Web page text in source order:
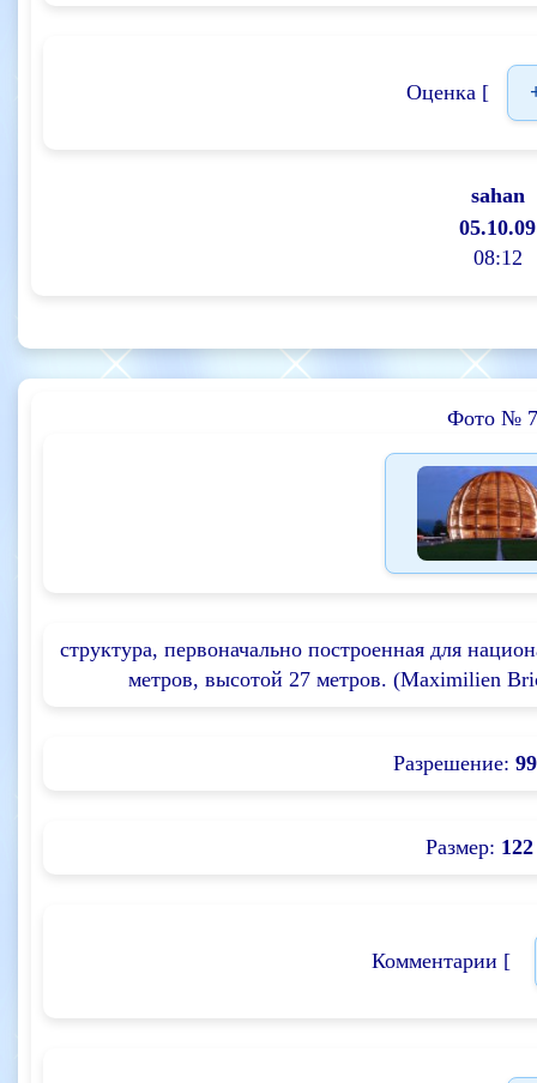
Оценка [
sahan
05.10.09
08:12
Фото №
структура, первоначально построенная для
метров, высотой 27 метров. (Maximilien
Разрешение:
Размер: 122
Комментарии [